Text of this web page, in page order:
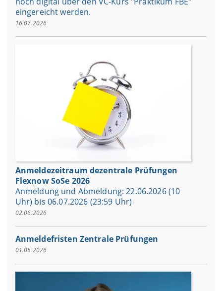
eingereicht werden.
16.07.2026
Anmeldezeitraum dezentrale Prüfungen
Flexnow SoSe 2026
Anmeldung und Abmeldung: 22.06.2026 (10
Uhr) bis 06.07.2026 (23:59 Uhr)
02.06.2026
Anmeldefristen Zentrale Prüfungen
01.05.2026